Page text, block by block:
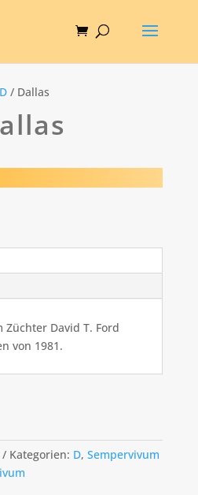
D/ Dallas
Züchter David T. Ford
von 1981.
Kategorien: D, Sempervivum